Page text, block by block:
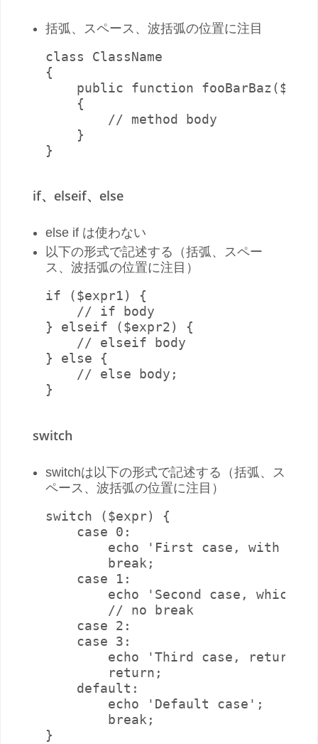
括弧、スペース、波括弧の位置に注目
class ClassName
{
public function
    {
        // method body
    }
}
if、elseif、else
else if は使わない
以下の形式で記述する（括弧、スペー
ス、波括弧の位置に注目）
if ($expr1) {
    // if body
} elseif ($expr2) {
    // elseif body
} else {
    // else body;
}
switch
switchは以下の形式で記述する（括弧、ス
ペース、波括弧の位置に注目）
switch ($expr) {
    case 0:
echo 'First case, with a
        break;
    case 1:
echo 'Second case, which
        // no break
    case 2:
    case 3:
echo 'Third case, return
        return;
    default:
        echo 'Default case';
        break;
}